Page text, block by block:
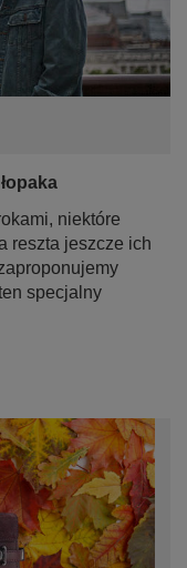
niektóre
reszta jeszcze ich
specjalny